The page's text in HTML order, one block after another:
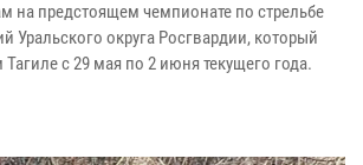
на предстоящем чемпионате по стрельбе
Уральского округа Росгвардии, который
с 29 мая по 2 июня текущего года.